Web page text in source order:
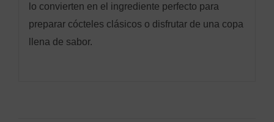
lo convierten en el ingrediente perfecto para
preparar cócteles clásicos o disfrutar de una copa
llena de sabor.